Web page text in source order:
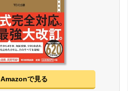
Amazonで見る